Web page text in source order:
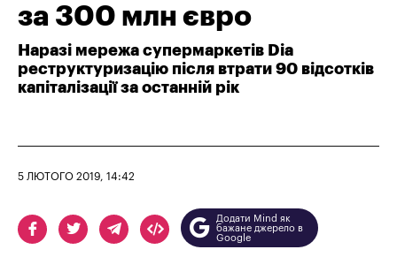
за 300 млн євро
Наразі мережа супермаркетів Dia
реструктуризацію після втрати 90 відсотків
капіталізації за останній рік
5 ЛЮТОГО 2019, 14:42
Додати Mind як
бажане джерело в
Google